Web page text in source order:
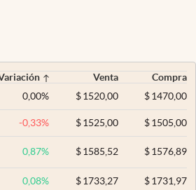
Venta
Compra
0,00% $ 1520,00 $1470,00
-0,33% $ 1525,00 $1505,00
0,87% $ 1585,52 $1576,89
0,08% $ 1733,27 $1731,97